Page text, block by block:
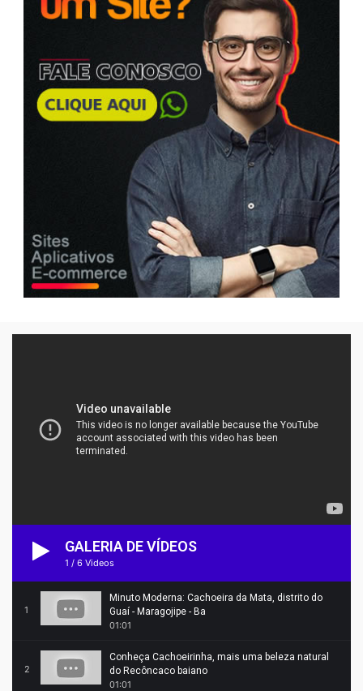
GALERIA DE VÍDEOS
1 / 6 Videos
1
Minuto Moderna: Cachoeira da Mata, distrito do
Guaí - Maragojipe - Ba
01:01
2
Conheça Cachoeirinha, mais uma beleza natural
do Recôncaco baiano
01:01